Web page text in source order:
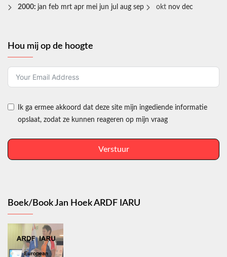
2000: jan feb mrt apr mei jun jul aug sep okt nov dec
Hou mij op de hoogte
Ik ga ermee akkoord dat deze site mijn ingediende informatie
opslaat, zodat ze kunnen reageren op mijn vraag
Verstuur
Boek/Book Jan Hoek ARDF IARU